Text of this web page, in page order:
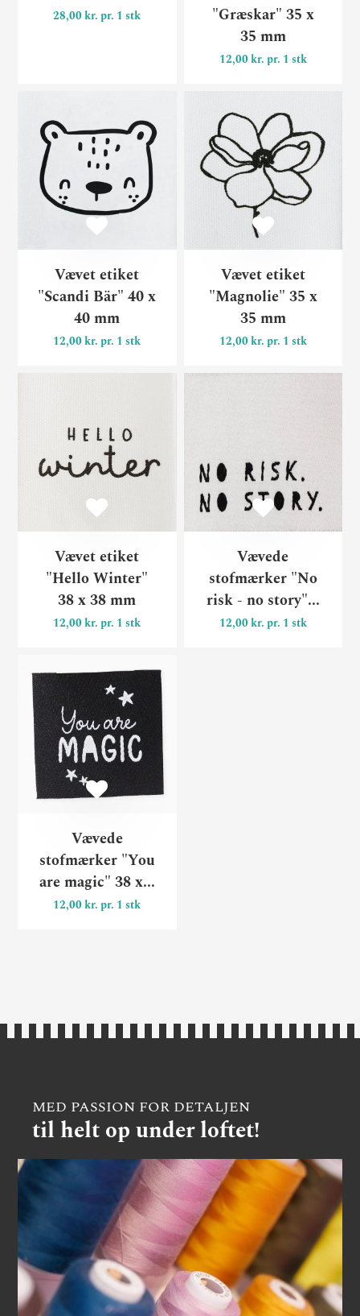
28,00 kr. pr. 1 stk
"Græskar" 35 x
35 mm
12,00 kr. pr. 1 stk
Vævet etiket
"Scandi Bär" 40 x
40 mm
12,00 kr. pr. 1 stk
Vævet etiket
"Magnolie" 35 x
35 mm
12,00 kr. pr. 1 stk
Vævet etiket
"Hello Winter"
38 x 38 mm
12,00 kr. pr. 1 stk
Vævet etiket "Hello
Vævede
stofmærker "No
risk - no story"...
12,00 kr. pr. 1 stk
Vævede
stofmærker "You
are magic" 38 x...
12,00 kr. pr. 1 stk
MED PASSION FOR DETALJEN
til helt op under loftet!